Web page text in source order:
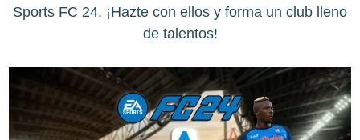
Sports FC 24. ¡Hazte con ellos y forma un club lleno
de talentos!